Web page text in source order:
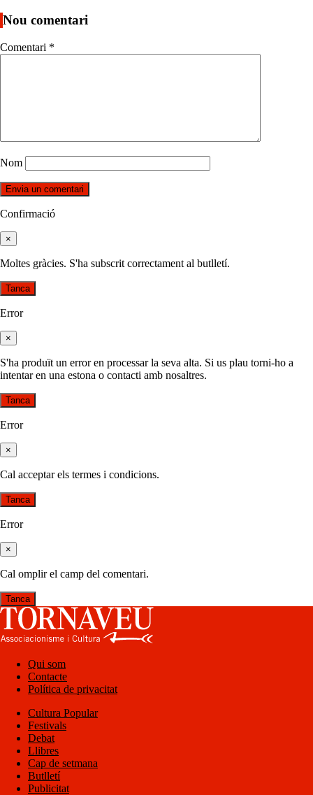
Nou comentari
Comentari *
Nom
Confirmació
×
Moltes gràcies. S'ha subscrit correctament al butlletí.
Tanca
Error
×
S'ha produït un error en processar la seva alta. Si us plau torni-ho a
intentar en una estona o contacti amb nosaltres.
Tanca
Error
×
Cal acceptar els termes i condicions.
Tanca
Error
×
Cal omplir el camp del comentari.
Tanca
Qui som
Contacte
Política de privacitat
Cultura Popular
Festivals
Debat
Llibres
Cap de setmana
Butlletí
Publicitat